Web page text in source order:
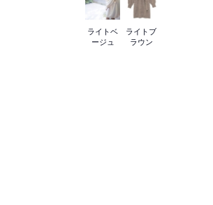
ライトベ
ージュ
ライトブ
ラウン